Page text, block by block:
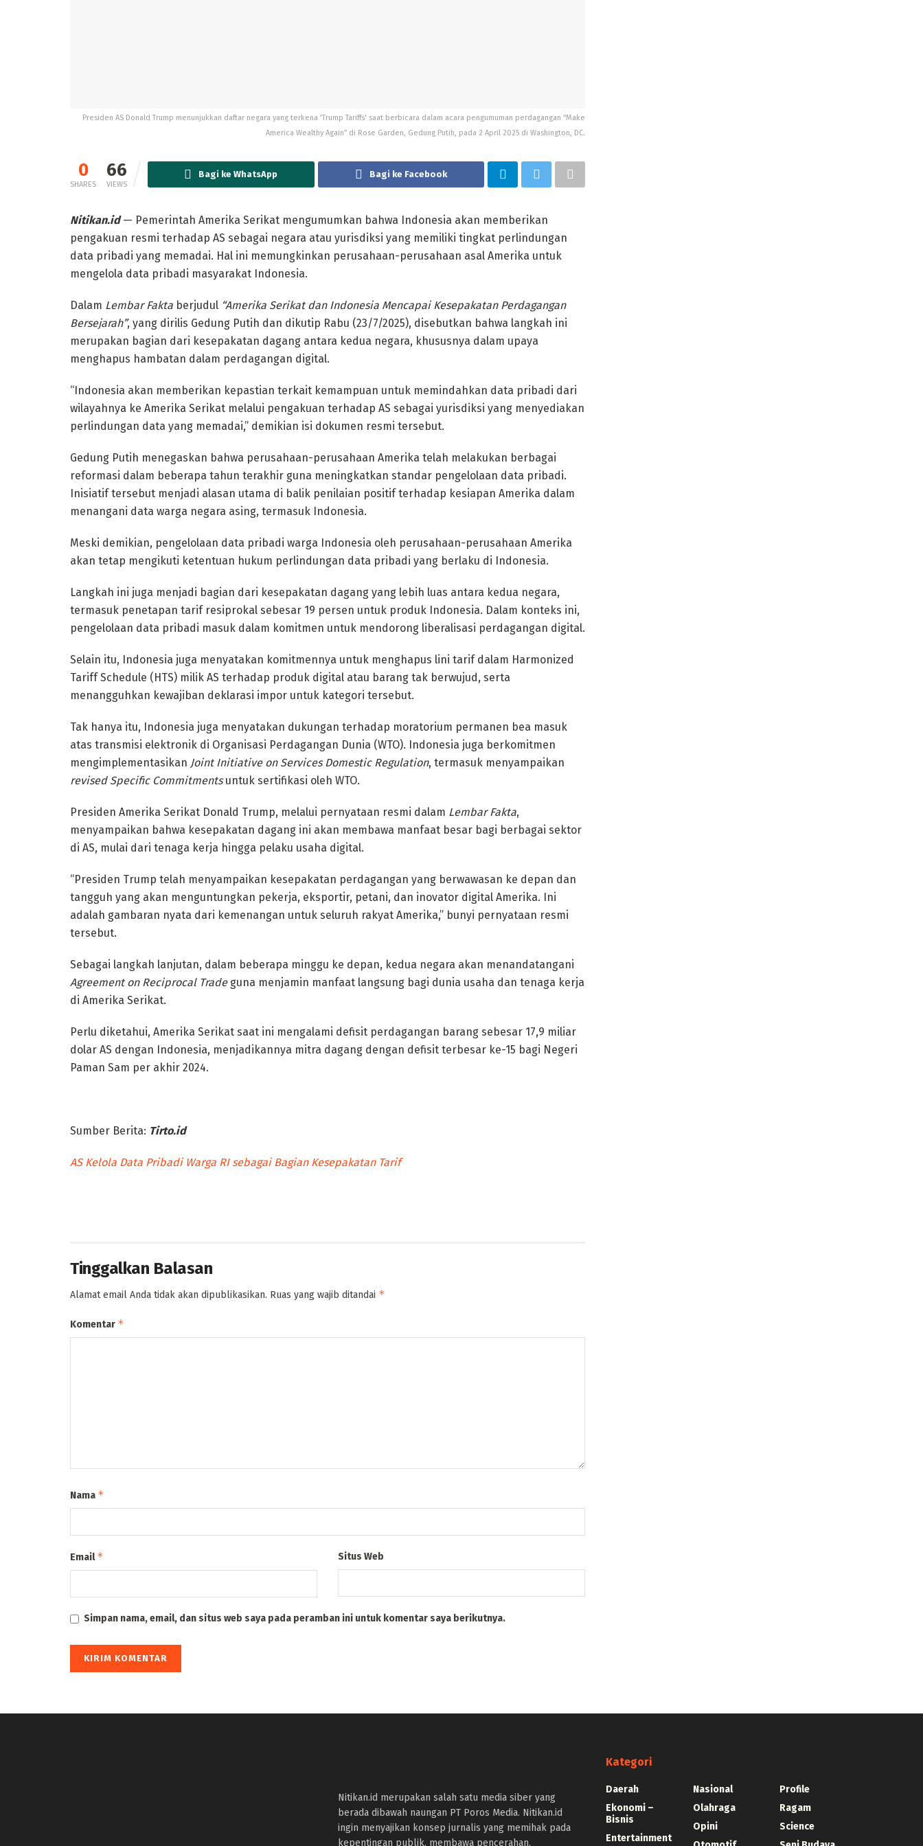
Presiden AS Donald Trump menunjukkan daftar negara yang terkena 'Trump Tariffs' saat berbicara dalam acara pengumuman perdagangan “Make
America Wealthy Again” di Rose Garden, Gedung Putih, pada 2 April 2025 di Washington, DC.
0
SHARES
66
VIEWS
Bagi ke WhatsApp Bagi ke Facebook
Nitikan.id— Pemerintah Amerika Serikat mengumumkan bahwa Indonesia akan memberikan
pengakuan resmi terhadap AS sebagai negara atau yurisdiksi yang memiliki tingkat perlindungan
data pribadi yang memadai. Hal ini memungkinkan perusahaan-perusahaan asal Amerika untuk
mengelola data pribadi masyarakat Indonesia.
Dalam Lembar Fakta berjudul “Amerika Serikat dan Indonesia Mencapai Kesepakatan Perdagangan
Bersejarah”, yang dirilis Gedung Putih dan dikutip Rabu (23/7/2025), disebutkan bahwa langkah ini
merupakan bagian dari kesepakatan dagang antara kedua negara, khususnya dalam upaya
menghapus hambatan dalam perdagangan digital.
“Indonesia akan memberikan kepastian terkait kemampuan untuk memindahkan data pribadi dari
wilayahnya ke Amerika Serikat melalui pengakuan terhadap AS sebagai yurisdiksi yang menyediakan
perlindungan data yang memadai,” demikian isi dokumen resmi tersebut.
Gedung Putih menegaskan bahwa perusahaan-perusahaan Amerika telah melakukan berbagai
reformasi dalam beberapa tahun terakhir guna meningkatkan standar pengelolaan data pribadi.
Inisiatif tersebut menjadi alasan utama di balik penilaian positif terhadap kesiapan Amerika dalam
menangani data warga negara asing, termasuk Indonesia.
Meski demikian, pengelolaan data pribadi warga Indonesia oleh perusahaan-perusahaan Amerika
akan tetap mengikuti ketentuan hukum perlindungan data pribadi yang berlaku di Indonesia.
Langkah ini juga menjadi bagian dari kesepakatan dagang yang lebih luas antara kedua negara,
termasuk penetapan tarif resiprokal sebesar 19 persen untuk produk Indonesia. Dalam konteks ini,
pengelolaan data pribadi masuk dalam komitmen untuk mendorong liberalisasi perdagangan digital.
Selain itu, Indonesia juga menyatakan komitmennya untuk menghapus lini tarif dalam Harmonized
Tariff Schedule (HTS) milik AS terhadap produk digital atau barang tak berwujud, serta
menangguhkan kewajiban deklarasi impor untuk kategori tersebut.
Tak hanya itu, Indonesia juga menyatakan dukungan terhadap moratorium permanen bea masuk
atas transmisi elektronik di Organisasi Perdagangan Dunia (WTO). Indonesia juga berkomitmen
mengimplementasikan Joint Initiative on Services Domestic Regulation, termasuk menyampaikan
revised Specific Commitmentsuntuk sertifikasi oleh WTO.
Presiden Amerika Serikat Donald Trump, melalui pernyataan resmi dalam Lembar Fakta,
menyampaikan bahwa kesepakatan dagang ini akan membawa manfaat besar bagi berbagai sektor
di AS, mulai dari tenaga kerja hingga pelaku usaha digital.
“Presiden Trump telah menyampaikan kesepakatan perdagangan yang berwawasan ke depan dan
tangguh yang akan menguntungkan pekerja, eksportir, petani, dan inovator digital Amerika. Ini
adalah gambaran nyata dari kemenangan untuk seluruh rakyat Amerika,” bunyi pernyataan resmi
tersebut.
Sebagai langkah lanjutan, dalam beberapa minggu ke depan, kedua negara akan menandatangani
Agreement on Reciprocal Tradeguna menjamin manfaat langsung bagi dunia usaha dan tenaga kerja
di Amerika Serikat.
Perlu diketahui, Amerika Serikat saat ini mengalami defisit perdagangan barang sebesar 17,9 miliar
dolar AS dengan Indonesia, menjadikannya mitra dagang dengan defisit terbesar ke-15 bagi Negeri
Paman Sam per akhir 2024.
Sumber Berita: Tirto.id
AS Kelola Data Pribadi Warga RI sebagai Bagian Kesepakatan Tarif
Tinggalkan Balasan
Alamat email Anda tidak akan dipublikasikan. Ruas yang wajib ditandai *
Komentar *
Nama *
Email* Situs Web
Simpan nama, email, dan situs web saya pada peramban ini untuk komentar saya berikutnya.
Nitikan.id merupakan salah satu media siber yang
berada dibawah naungan PT Poros Media. Nitikan.id
ingin menyajikan konsep jurnalis yang memihak pada
kepentingan publik, membawa pencerahan,
Kategori
Daerah
Ekonomi –
Bisnis
Entertainment
Nasional
Olahraga
Opini
Profile
Ragam
Science